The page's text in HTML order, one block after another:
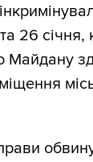
26 січня,
Майдану